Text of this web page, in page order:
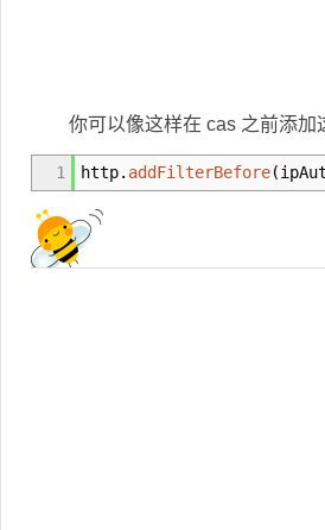
你可以像这样在 cas 之前添加
1 http. addFilterBefore(